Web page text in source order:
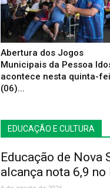
Abertura dos Jogos
Municipais da Pessoa
acontece nesta quinta-
(06)...
EDUCAÇÃO E CULTURA
Educação de Nova
alcança nota 6,9 no